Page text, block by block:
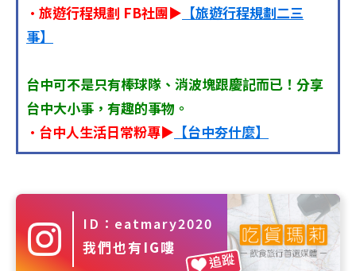
•旅遊行程規劃 FB社團▶ 【旅遊行程規劃二三
事】
台中可不是只有棒球隊、消波塊跟慶記而已！分享
台中大小事，有趣的事物。
•台中人生活日常粉專▶ 【台中夯什麼】
ID：eatmary2020
我們也有IG嘍
追蹤